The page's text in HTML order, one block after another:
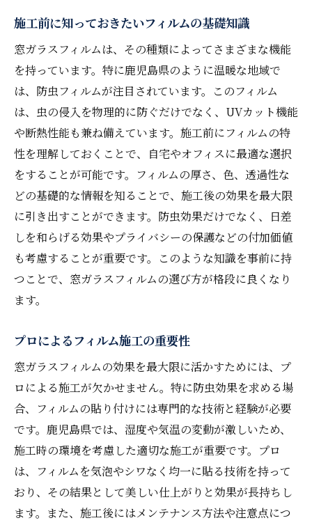
施工前に知っておきたいフィルムの基礎知識
窓ガラスフィルムは、その種類によってさまざまな機能
を持っています。特に鹿児島県のように温暖な地域で
は、防虫フィルムが注目されています。このフィルム
は、虫の侵入を物理的に防ぐだけでなく、UVカット機能
や断熱性能も兼ね備えています。施工前にフィルムの特
性を理解しておくことで、自宅やオフィスに最適な選択
をすることが可能です。フィルムの厚さ、色、透過性な
どの基礎的な情報を知ることで、施工後の効果を最大限
に引き出すことができます。防虫効果だけでなく、日差
しを和らげる効果やプライバシーの保護などの付加価値
も考慮することが重要です。このような知識を事前に持
つことで、窓ガラスフィルムの選び方が格段に良くなり
ます。
プロによるフィルム施工の重要性
窓ガラスフィルムの効果を最大限に活かすためには、プ
ロによる施工が欠かせません。特に防虫効果を求める場
合、フィルムの貼り付けには専門的な技術と経験が必要
です。鹿児島県では、湿度や気温の変動が激しいため、
施工時の環境を考慮した適切な施工が重要です。プロ
は、フィルムを気泡やシワなく均一に貼る技術を持って
おり、その結果として美しい仕上がりと効果が長持ちし
ます。また、施工後にはメンテナンス方法や注意点につ